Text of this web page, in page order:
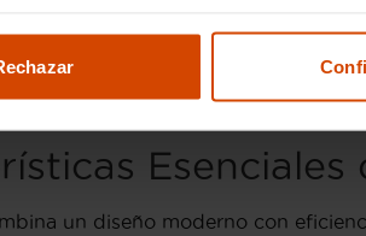
de asistencia al conductor
elementos como el
que mejoran la
en nuestro catálogo.
un diseño moderno con